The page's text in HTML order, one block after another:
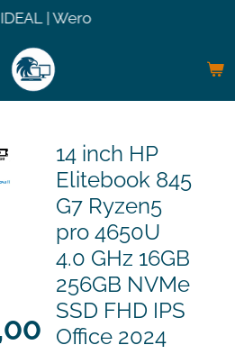
IDEAL | Wero
14 inch HP
Elitebook 845
G7 Ryzen5
pro 4650U
4.0 GHz 16GB
256GB NVMe
SSD FHD IPS
Office 2024